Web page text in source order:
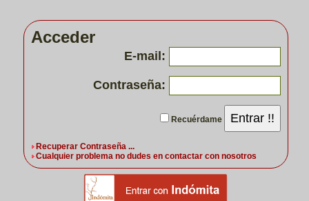
Acceder
E-mail:
Contraseña:
Recuérdame Entrar !!
Recuperar Contraseña ...
Cualquier problema no dudes en contactar con nosotros